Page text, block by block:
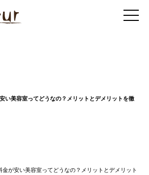
い美容室ってどうなの？メリットとデメリットを徹
金が安い美容室ってどうなの？メリットとデメリット